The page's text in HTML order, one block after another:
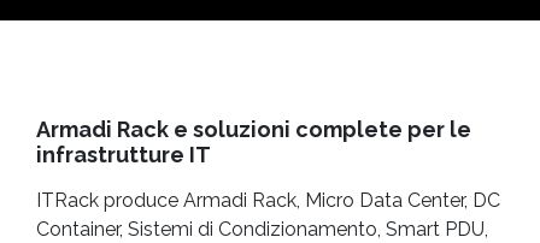
Armadi Rack e soluzioni complete per le
infrastrutture IT
ITRack produce Armadi Rack, Micro Data Center, DC
Container, Sistemi di Condizionamento, Smart PDU,